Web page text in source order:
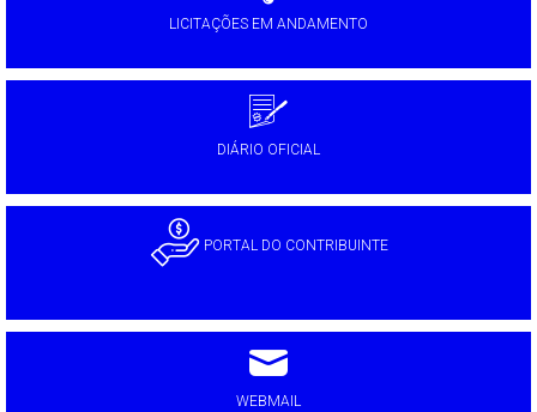
LICITAÇÕES EM ANDAMENTO
DIÁRIO OFICIAL
PORTAL DO CONTRIBUINTE
WEBMAIL